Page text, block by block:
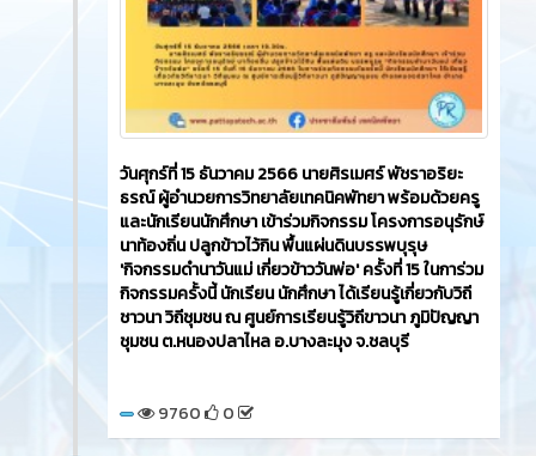
วันศุกร์ที่ 15 ธันวาคม 2566​ นายศิรเมศร์ พัชราอริยะ
ธรณ์ ผู้อำนวยการวิทยาลัยเทคนิคพัทยา พร้อมด้วยครู
และนักเรียนนักศึกษา เข้าร่วมกิจกรรม โครงการอนุรักษ์
นาท้องถิ่น ปลูกข้าวไว้กิน พื้นแผ่นดินบรรพบุรุษ
'กิจกรรมดำนาวันแม่ เกี่ยวข้าววันพ่อ' ครั้งที่ 15 ในการ่วม
กิจกรรมครั้งนี้ นักเรียน นักศึกษา ได้เรียนรู้เกี่ยวกับวิถี
ชาวนา วิถีชุมชน ณ ศูนย์การเรียนรู้วิถีขาวนา ภูมิปัญญา
ชุมชน ต.หนองปลาไหล อ.บางละมุง จ.ชลบุรี
9760 0